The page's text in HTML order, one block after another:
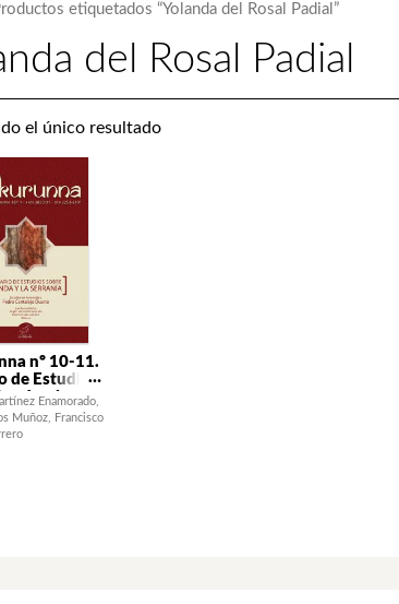
etiquetados “Yolanda del Rosal Padial”
del Rosal Padial
el único resultado
nº 10-11.
de Estudios
y la
Estudios en
a Pedro
Enamorado
Muñoz
Francisco